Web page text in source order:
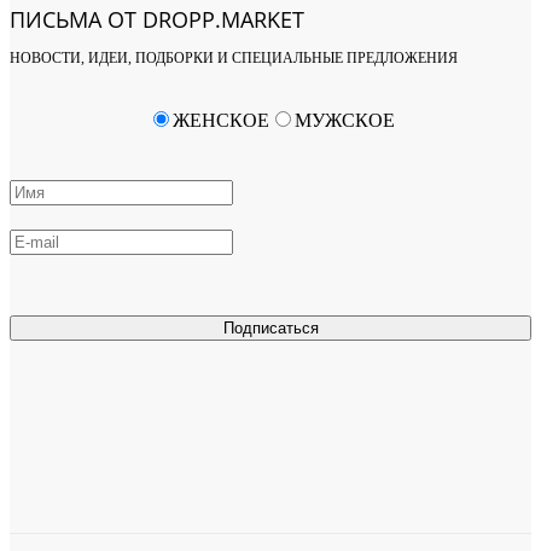
ПИСЬМА ОТ DROPP.MARKET
НОВОСТИ, ИДЕИ, ПОДБОРКИ И СПЕЦИАЛЬНЫЕ ПРЕДЛОЖЕНИЯ
Подписаться
ЖЕНСКОЕ МУЖСКОЕ